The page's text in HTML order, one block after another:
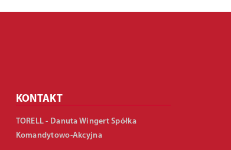
KONTAKT
TORELL - Danuta Wingert Spółka
Komandytowo-Akcyjna